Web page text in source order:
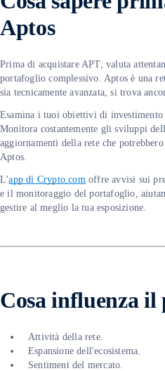
Aptos
Prima di acquistare APT, valuta
portafoglio complessivo. Aptos è una
sia tecnicamente avanzata, si trova
Esamina i tuoi obiettivi di
Monitora costantemente gli sviluppi
aggiornamenti della rete che
Aptos.
L'app di Crypto.comoffre avvisi sui
e il monitoraggio del portafoglio,
gestire al meglio la tua esposizione.
Cosa influenza il
Attività della rete.
Espansione dell'ecosistema.
Sentiment del mercato.